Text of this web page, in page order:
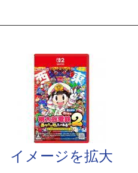
イメージを拡大